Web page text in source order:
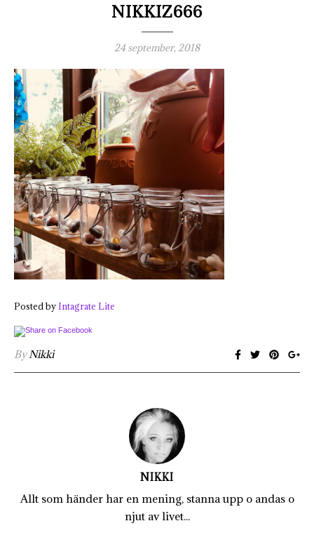
NIKKIZ666
24 september, 2018
Posted by Intagrate Lite
ByNikki
NIKKI
Allt som händer har en mening, stanna upp o andas o
njut av livet...